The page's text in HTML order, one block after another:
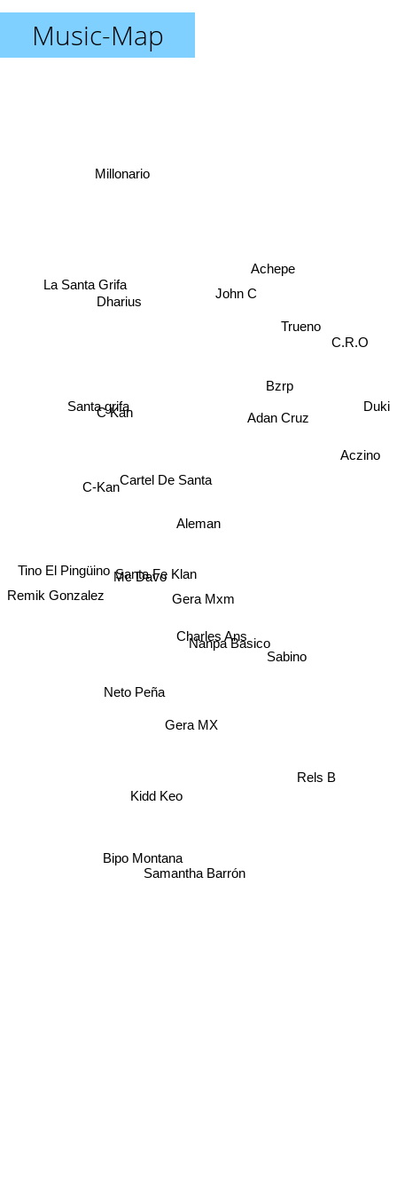
Music-Map
Aleman
Gera Mxm
Cartel De Santa
Charles Ans
Santa Fe Klan
Nanpa Basico
Gera MX
Mc Davo
Adan Cruz
Neto Peña
C-Kan
Santa grifa
Sabino
Bzrp
John C
C Kan
Achepe
Dharius
Rels B
Millonario
Trueno
La Santa Grifa
Samantha Barrón
Bipo Montana
Duki
C.R.O
Tino El Pingüino